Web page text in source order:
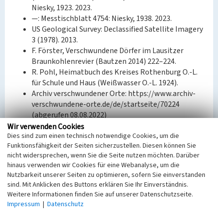
Niesky, 1923. 2023.
—: Messtischblatt 4754: Niesky, 1938. 2023.
US Geological Survey: Declassified Satellite Imagery
3 (1978). 2013.
F. Förster, Verschwundene Dörfer im Lausitzer
Braunkohlenrevier (Bautzen 2014) 222–224.
R. Pohl, Heimatbuch des Kreises Rothenburg O.-L.
für Schule und Haus (Weißwasser O.-L. 1924).
Archiv verschwundener Orte: https://www.archiv-
verschwundene-orte.de/de/startseite/70224
(abgerufen 08.08.2022)
Historisches Ortsverzeichnis von Sachsen:
https://hov.isgv.de/ (abgerufen 12.08.2022)
Bauherr / Auftraggeber:
--
BKM-Nummer: 31100135
Wir verwenden Cookies
Dies sind zum einen technisch notwendige Cookies, um die
Funktionsfähigkeit der Seiten sicherzustellen. Diesen können Sie
nicht widersprechen, wenn Sie die Seite nutzen möchten. Darüber
hinaus verwenden wir Cookies für eine Webanalyse, um die
Nutzbarkeit unserer Seiten zu optimieren, sofern Sie einverstanden
sind. Mit Anklicken des Buttons erklären Sie Ihr Einverständnis.
Weitere Informationen finden Sie auf unserer Datenschutzseite.
Impressum | Datenschutz